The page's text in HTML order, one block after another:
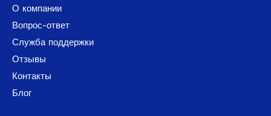
О компании
Вопрос-ответ
Служба поддержки
Отзывы
Контакты
Блог